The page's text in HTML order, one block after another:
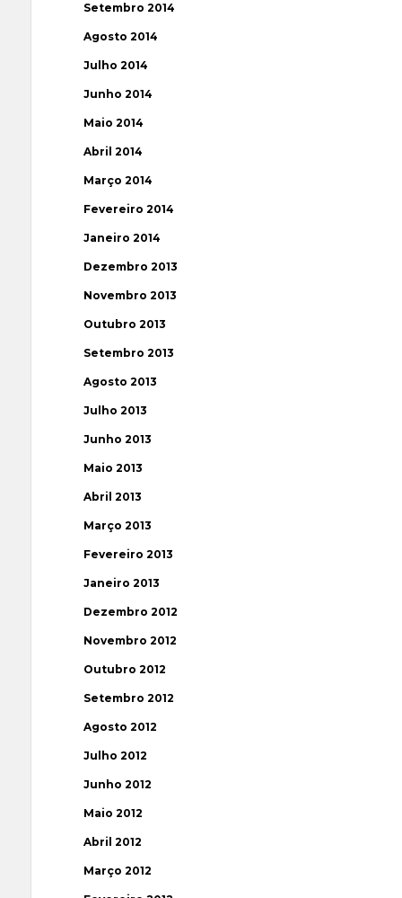
Setembro 2014
Agosto 2014
Julho 2014
Junho 2014
Maio 2014
Abril 2014
Março 2014
Fevereiro 2014
Janeiro 2014
Dezembro 2013
Novembro 2013
Outubro 2013
Setembro 2013
Agosto 2013
Julho 2013
Junho 2013
Maio 2013
Abril 2013
Março 2013
Fevereiro 2013
Janeiro 2013
Dezembro 2012
Novembro 2012
Outubro 2012
Setembro 2012
Agosto 2012
Julho 2012
Junho 2012
Maio 2012
Abril 2012
Março 2012